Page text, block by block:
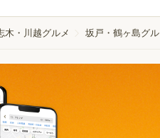
木・川越グルメ 坂戸・鶴ヶ島グ